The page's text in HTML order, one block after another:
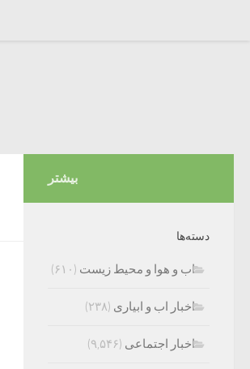
بیشتر
دسته‌ها
اب و هوا و محیط زیست (۶۱۰)
اخبار اب و ابیاری (۲۳۸)
اخبار اجتماعی (۹,۵۴۶)